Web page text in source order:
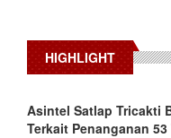
HIGHLIGHT
Asintel Satlap Tricakti
Terkait Penanganan